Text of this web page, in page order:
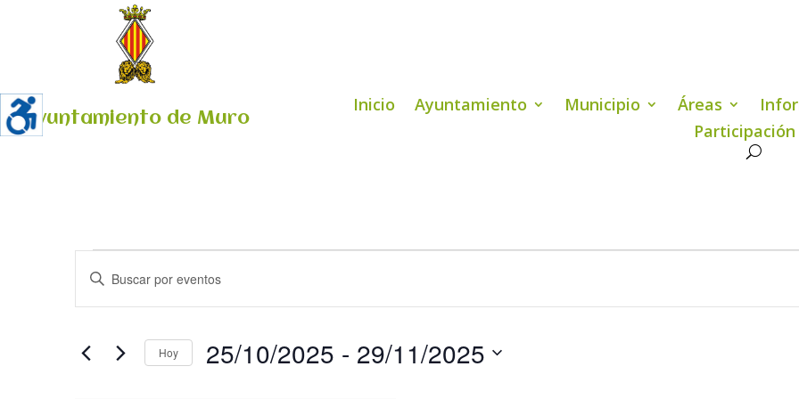
Ayuntamiento de Muro
Inicio Ayuntamiento Municipio Áreas
Participación
Eventos
Navegación
de
búsqueda
vistas
Introduce
clave.
Hoy 25/10/2025 - 29/11/2025